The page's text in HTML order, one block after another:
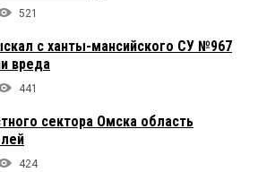
521
с ханты-мансийского СУ №967
вреда
441
сектора Омска область
424